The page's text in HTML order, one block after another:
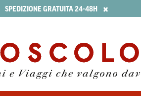
SPEDIZIONE GRATUITA 24-48H ×